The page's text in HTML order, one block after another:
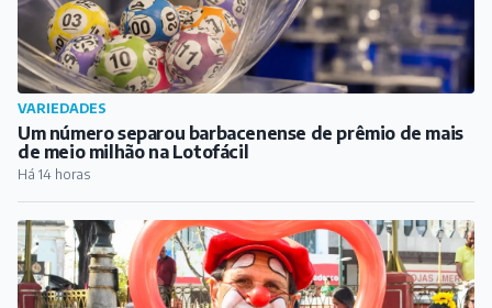
VARIEDADES
Um número separou barbacenense de prêmio de mais
de meio milhão na Lotofácil
Há 14 horas